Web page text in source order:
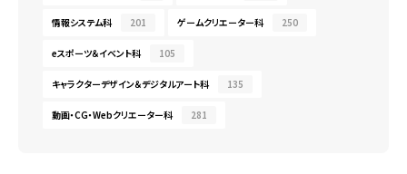
情報システム科 201 ゲームクリエーター科 250
eスポーツ＆イベント科 105
キャラクターデザイン＆デジタルアート科 135
動画・CG・Webクリエーター科 281